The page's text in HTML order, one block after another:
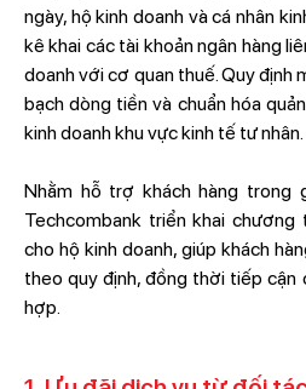
ngày, hộ kinh doanh và cá nhân
kê khai các tài khoản ngân hàng
doanh với cơ quan thuế. Quy định
bạch dòng tiền và chuẩn hóa
kinh doanh khu vực kinh tế tư nhân.
Nhằm hỗ trợ khách hàng trong
Techcombank triển khai
cho hộ kinh doanh, giúp khách
theo quy định, đồng thời tiếp cận
hợp.